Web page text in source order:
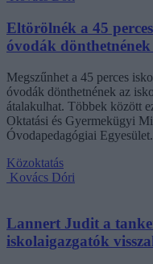
Eltörölnék a 45
óvodák
Megszűnhet a 45 perces
óvodák dönthetnének az
átalakulhat. Többek között
Oktatási és Gyermekügyi
Óvodapedagógiai Egyesület.
Közoktatás
Kovács Dóri
Lannert Judit a
iskolaigazgatók